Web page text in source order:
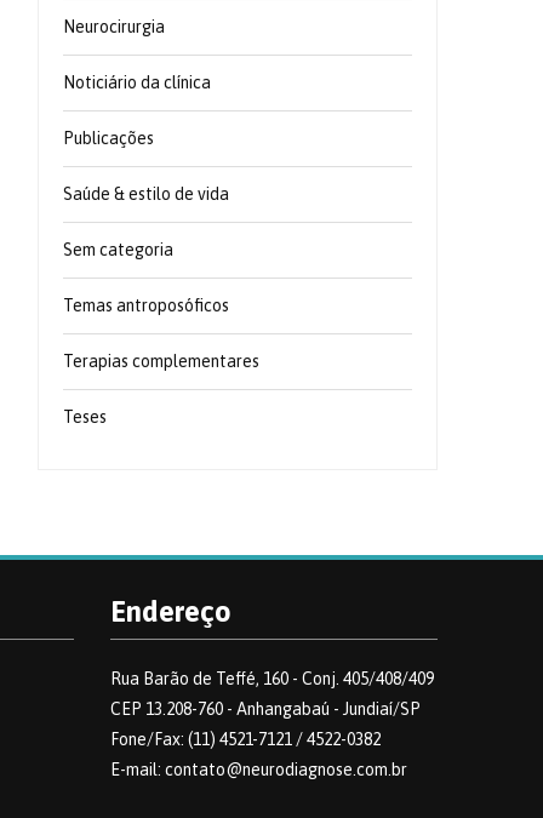
Neurocirurgia
Noticiário da clínica
Publicações
Saúde & estilo de vida
Sem categoria
Temas antroposóficos
Terapias complementares
Teses
Endereço
Rua Barão de Teffé, 160 - Conj. 405/408/409
CEP 13.208-760 - Anhangabaú - Jundiaí/SP
Fone/Fax: (11) 4521-7121 / 4522-0382
E-mail: contato@neurodiagnose.com.br